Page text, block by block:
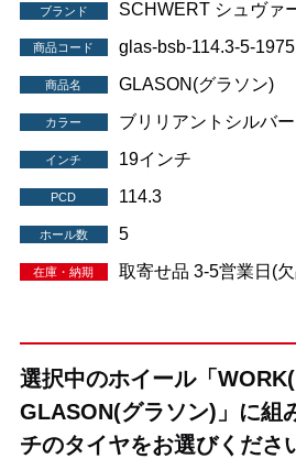
ブランド SCHWERT シュヴァ
商品コード glas-bsb-114.3-5-1975
商品名 GLASON(グラソン)
カラー ブリリアントシルバ
インチ 19インチ
PCD 114.3
ホール数 5
在庫・納期 取寄せ品 3-5営業日(
選択中のホイール「
GLASON(グラソン)」に組
チのタイヤをお選びくださ